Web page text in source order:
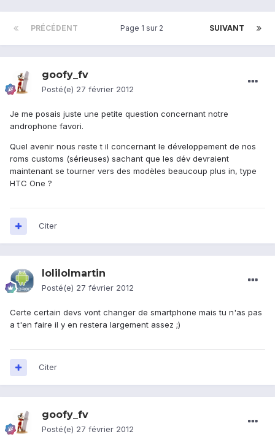
PRÉCÉDENT SUIVANT
Page 1 sur 2
goofy_fv
Posté(e) 27 février 2012
Je me posais juste une petite question concernant notre
androphone favori.
Quel avenir nous reste t il concernant le développement de nos
roms customs (sérieuses) sachant que les dév devraient
maintenant se tourner vers des modèles beaucoup plus in, type
HTC One ?
Citer
lolilolmartin
Posté(e) 27 février 2012
Certe certain devs vont changer de smartphone mais tu n'as pas
a t'en faire il y en restera largement assez ;)
Citer
goofy_fv
Posté(e) 27 février 2012